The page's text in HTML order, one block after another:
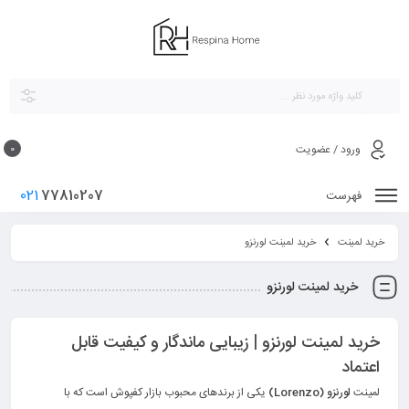
ورود / عضویت 0
فهرست 77810207
021
خرید لمینت خرید لمینت لورنزو
خرید لمینت لورنزو
خرید لمینت لورنزو | زیبایی ماندگار و کیفیت قابل
اعتماد
لمینت لورنزو (Lorenzo)
یکی از برندهای محبوب بازار کفپوش است که با